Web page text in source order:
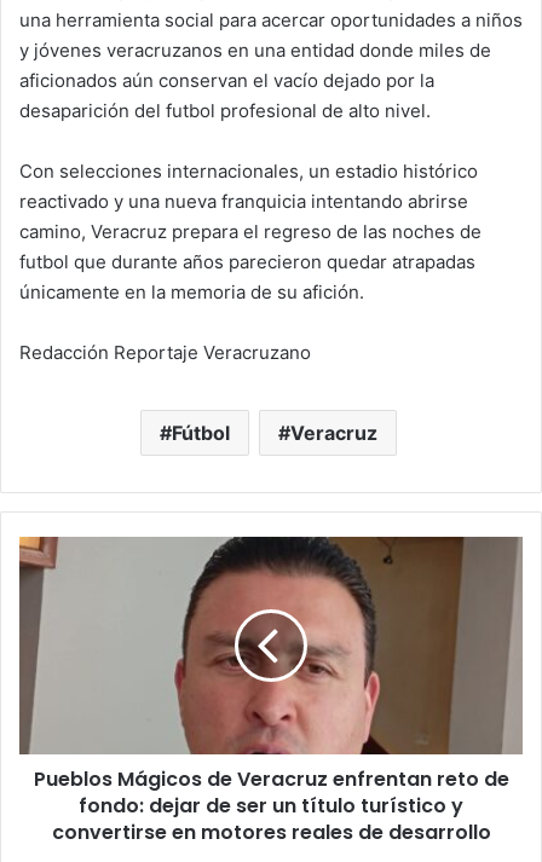
una herramienta social para acercar oportunidades a niños
y jóvenes veracruzanos en una entidad donde miles de
aficionados aún conservan el vacío dejado por la
desaparición del futbol profesional de alto nivel.
Con selecciones internacionales, un estadio histórico
reactivado y una nueva franquicia intentando abrirse
camino, Veracruz prepara el regreso de las noches de
futbol que durante años parecieron quedar atrapadas
únicamente en la memoria de su afición.
Redacción Reportaje Veracruzano
Fútbol Veracruz
Pueblos
Mágicos
Veracruz
enfrentan
reto
de
fondo:
dejar
dePueblos Mágicos de Veracruz enfrentan reto de
fondo: dejar de ser un título turístico y
convertirse en motores reales de desarrollo